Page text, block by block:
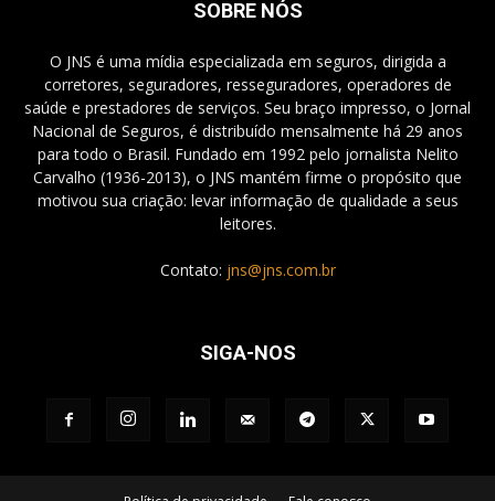
SOBRE NÓS
O JNS é uma mídia especializada em seguros, dirigida a
corretores, seguradores, resseguradores, operadores de
saúde e prestadores de serviços. Seu braço impresso, o Jornal
Nacional de Seguros, é distribuído mensalmente há 29 anos
para todo o Brasil. Fundado em 1992 pelo jornalista Nelito
Carvalho (1936-2013), o JNS mantém firme o propósito que
motivou sua criação: levar informação de qualidade a seus
leitores.
Contato: jns@jns.com.br
SIGA-NOS